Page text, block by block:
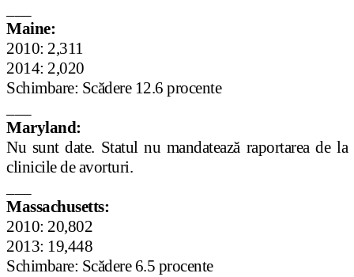
Maine:
2010: 2,311
2014: 2,020
Schimbare: Scădere 12.6 procente
Maryland:
Nu sunt date. Statul nu mandatează raportarea de la
clinicile de avorturi.
Massachusetts:
2010: 20,802
2013: 19,448
Schimbare: Scădere 6.5 procente